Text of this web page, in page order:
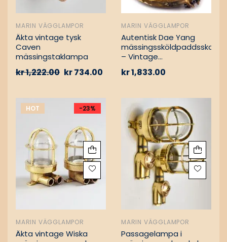
MARIN VÄGGLAMPOR
Äkta vintage tysk
Caven
mässingstaklampa
kr1,222.00 kr734.00
MARIN VÄGGLAMPOR
Autentisk Dae Yang
– Vintage
kr1,833.00
HOT -23%
MARIN VÄGGLAMPOR
Äkta vintage Wiska
MARIN VÄGGLAMPOR
Passagelampa i